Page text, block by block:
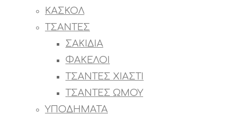
ΚΑΣΚΟΛ
ΤΣΑΝΤΕΣ
ΣΑΚΙΔΙΑ
ΦΑΚΕΛΟΙ
ΤΣΑΝΤΕΣ ΧΙΑΣΤΙ
ΤΣΑΝΤΕΣ ΩΜΟΥ
ΥΠΟΔΗΜΑΤΑ